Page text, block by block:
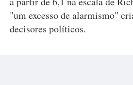
"um excesso de alarmismo"
decisores políticos.